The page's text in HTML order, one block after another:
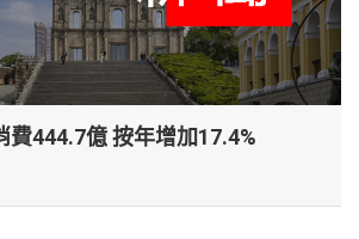
費444.7億 按年增加17.4%